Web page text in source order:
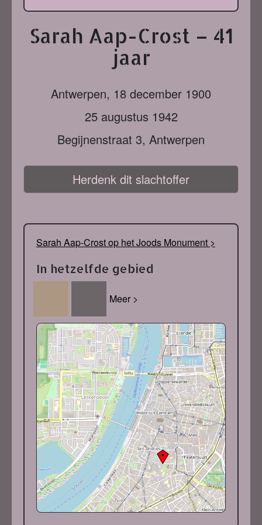
Sarah Aap-Crost – 41
jaar
Antwerpen, 18 december 1900
25 augustus 1942
Begijnenstraat 3, Antwerpen
Herdenk dit slachtoffer
Sarah Aap-Crost op het Joods Monument >
In hetzelfde gebied
Meer >